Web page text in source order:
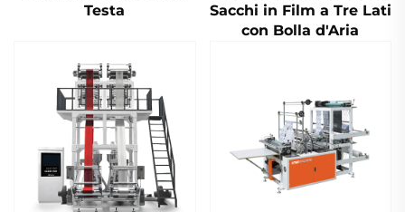
Testa
Sacchi in Film a Tre Lati
con Bolla d'Aria